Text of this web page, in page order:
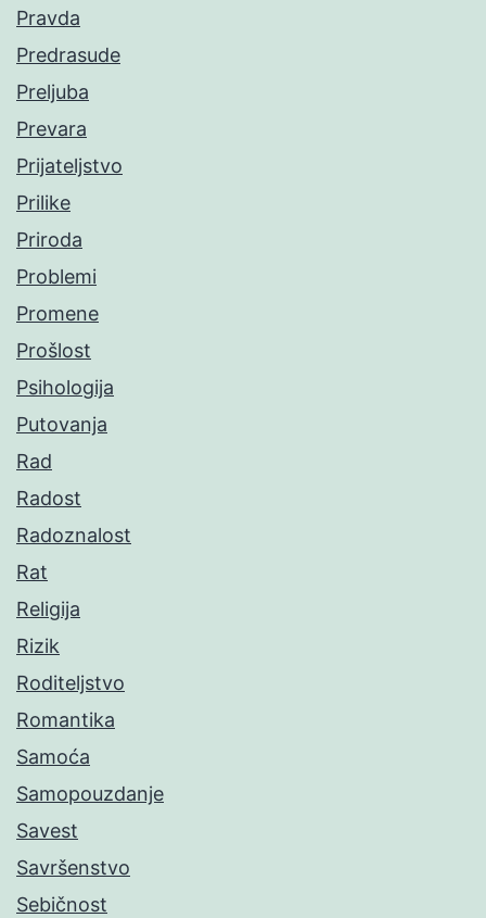
Pravda
Predrasude
Preljuba
Prevara
Prijateljstvo
Prilike
Priroda
Problemi
Promene
Prošlost
Psihologija
Putovanja
Rad
Radost
Radoznalost
Rat
Religija
Rizik
Roditeljstvo
Romantika
Samoća
Samopouzdanje
Savest
Savršenstvo
Sebičnost